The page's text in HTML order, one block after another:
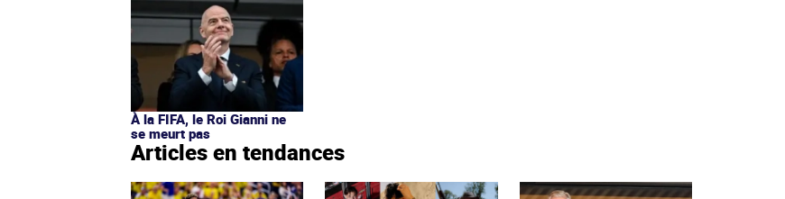
À la FIFA, le Roi Gianni ne
se meurt pas
Articles en tendances